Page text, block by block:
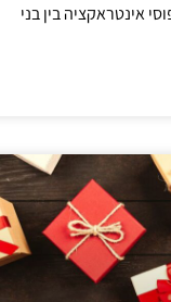
אינטראקציה בין בני